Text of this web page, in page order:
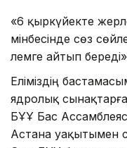
«6 қыркүйекте
мінбесінде сөз
әлемге айтып
Еліміздің
ядролық
БҰҰ Бас
Астана уақытымен